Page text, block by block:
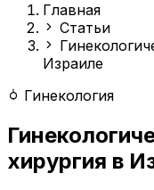
Главная
Статьи
Израиле
Гинекология
хирургия в